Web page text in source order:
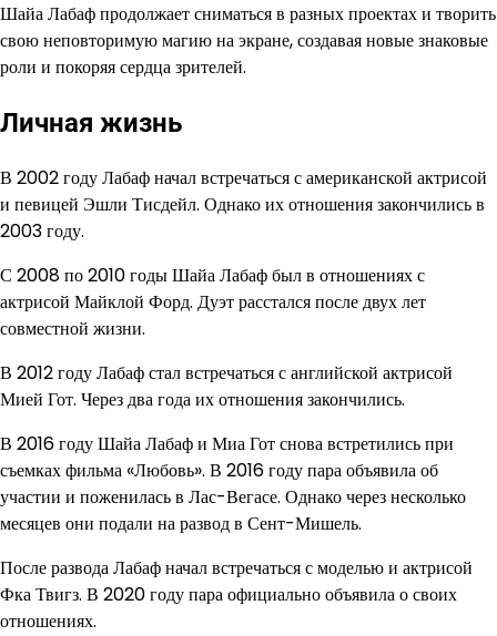
Шайа Лабаф продолжает сниматься в разных проектах и творить
свою неповторимую магию на экране, создавая новые знаковые
роли и покоряя сердца зрителей.
Личная жизнь
В 2002 году Лабаф начал встречаться с американской актрисой
и певицей Эшли Тисдейл. Однако их отношения закончились в
2003 году.
С 2008 по 2010 годы Шайа Лабаф был в отношениях с
актрисой Майклой Форд. Дуэт расстался после двух лет
совместной жизни.
В 2012 году Лабаф стал встречаться с английской актрисой
Мией Гот. Через два года их отношения закончились.
В 2016 году Шайа Лабаф и Миа Гот снова встретились при
съемках фильма «Любовь». В 2016 году пара объявила об
участии и поженилась в Лас-Вегасе. Однако через несколько
месяцев они подали на развод в Сент-Мишель.
После развода Лабаф начал встречаться с моделью и актрисой
Фка Твигз. В 2020 году пара официально объявила о своих
отношениях.